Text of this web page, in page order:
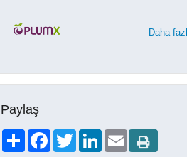
Daha
Paylaş
ShareFacebookTwitterLinkedIn
Email